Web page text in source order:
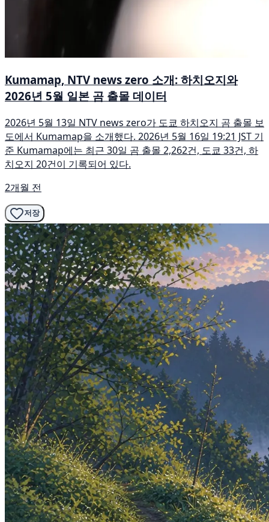
Kumamap, NTV news zero 소개: 하치오지와
2026년 5월 일본 곰 출몰 데이터
2026년 5월 13일 NTV news zero가 도쿄 하치오지 곰 출몰 보
도에서 Kumamap을 소개했다. 2026년 5월 16일 19:21 JST 기
준 Kumamap에는 최근 30일 곰 출몰 2,262건, 도쿄 33건, 하
치오지 20건이 기록되어 있다.
2개월 전
저장